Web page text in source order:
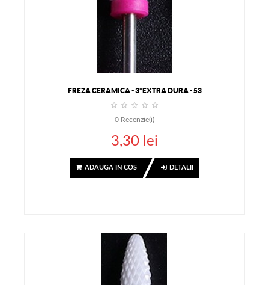
FREZA CERAMICA - 3*EXTRA DURA - 53
0 Recenzie(i)
3,30 lei
ADAUGA IN COS DETALII